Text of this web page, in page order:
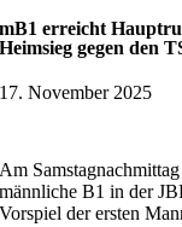
mB1 erreicht
Heimsieg gegen den
17. November 2025
Am
männliche B1 in der
Vorspiel der ersten